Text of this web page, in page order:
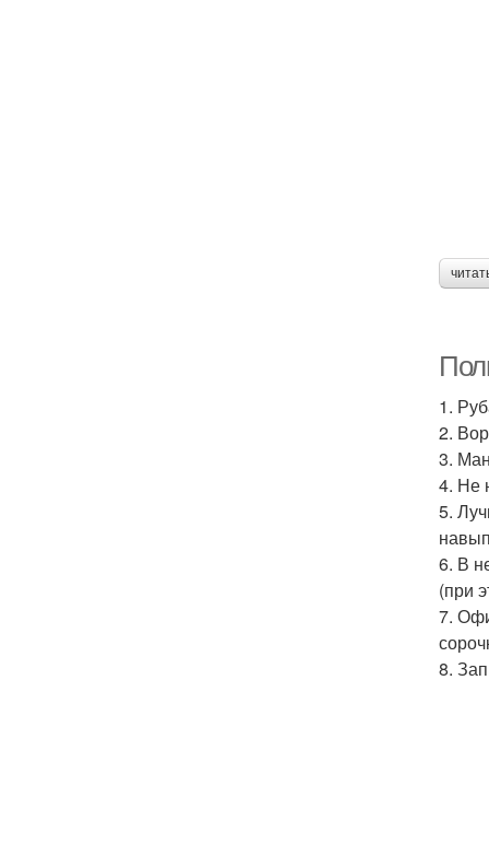
1.
2.
3.
4. Не
5.
6. В
(при
7.
8.